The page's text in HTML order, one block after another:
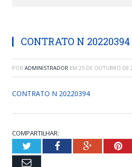
CONTRATO N 20220394
POR ADMINISTRADOR EM 25 DE OUTUBRO DE
CONTRATO N 20220394
COMPARTILHAR:
TwitterFacebookGoogle+
Email